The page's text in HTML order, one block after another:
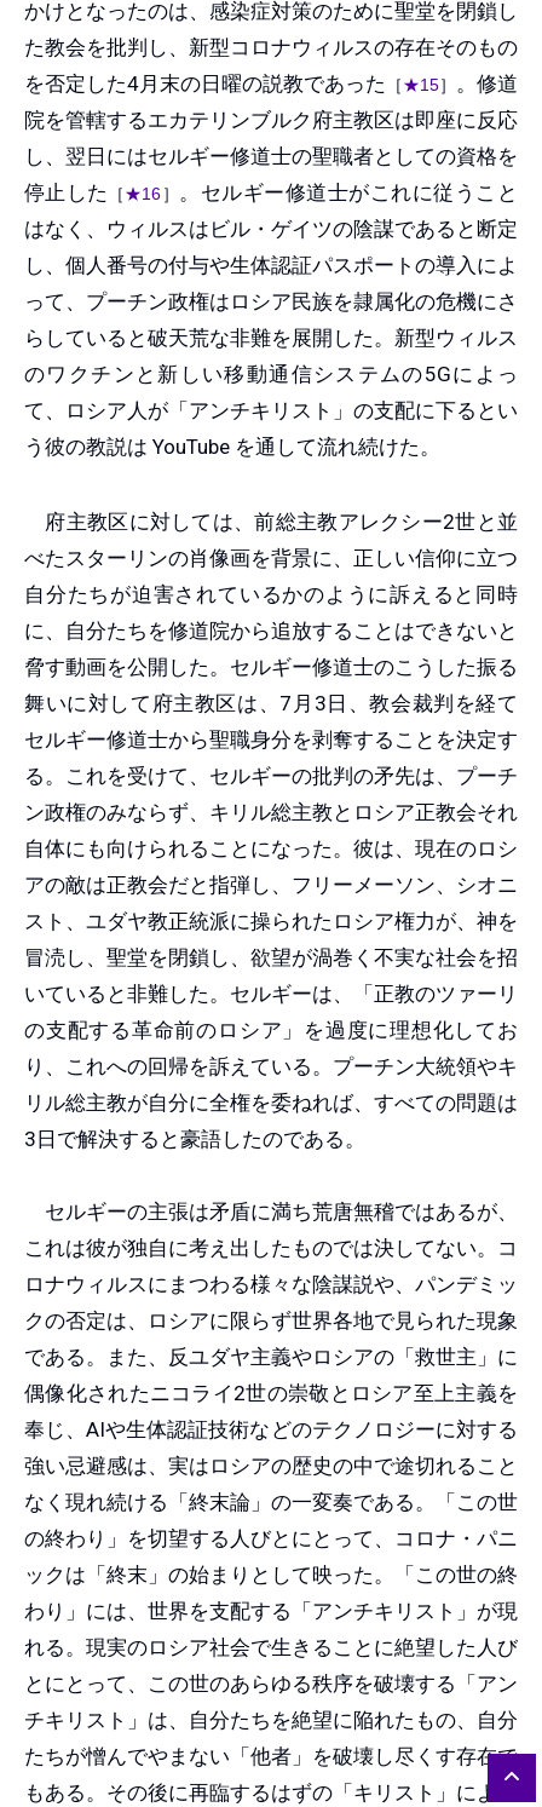
かけとなったのは、感染症対策のために聖堂を閉鎖し
た教会を批判し、新型コロナウィルスの存在そのもの
を否定した4月末の日曜の説教であった
［ ★15］ 。修道
院を管轄するエカテリンブルク府主教区は即座に反応
し、翌日にはセルギー修道士の聖職者としての資格を
停止した
［ ★16 ］ 。セルギー修道士がこれに従うこと
はなく、ウィルスはビル・ゲイツの陰謀であると断定
し、個人番号の付与や生体認証パスポートの導入によ
って、プーチン政権はロシア民族を隷属化の危機にさ
らしていると破天荒な非難を展開した。新型ウィルス
のワクチンと新しい移動通信システムの5Gによっ
て、ロシア人が「アンチキリスト」の支配に下るとい
う彼の教説は YouTube を通して流れ続けた。
府主教区に対しては、前総主教アレクシー2世と並
べたスターリンの肖像画を背景に、正しい信仰に立つ
自分たちが迫害されているかのように訴えると同時
に、自分たちを修道院から追放することはできないと
脅す動画を公開した。セルギー修道士のこうした振る
舞いに対して府主教区は、7月3日、教会裁判を経て
セルギー修道士から聖職身分を剥奪することを決定す
る。これを受けて、セルギーの批判の矛先は、プーチ
ン政権のみならず、キリル総主教とロシア正教会それ
自体にも向けられることになった。彼は、現在のロシ
アの敵は正教会だと指弾し、フリーメーソン、シオニ
スト、ユダヤ教正統派に操られたロシア権力が、神を
冒涜し、聖堂を閉鎖し、欲望が渦巻く不実な社会を招
いていると非難した。セルギーは、「正教のツァーリ
の支配する革命前のロシア」を過度に理想化してお
り、これへの回帰を訴えている。プーチン大統領やキ
リル総主教が自分に全権を委ねれば、すべての問題は
3日で解決すると豪語したのである。
セルギーの主張は矛盾に満ち荒唐無稽ではあるが、
これは彼が独自に考え出したものでは決してない。コ
ロナウィルスにまつわる様々な陰謀説や、パンデミッ
クの否定は、ロシアに限らず世界各地で見られた現象
である。また、反ユダヤ主義やロシアの「救世主」に
偶像化されたニコライ2世の崇敬とロシア至上主義を
奉じ、AIや生体認証技術などのテクノロジーに対する
強い忌避感は、実はロシアの歴史の中で途切れること
なく現れ続ける「終末論」の一変奏である。「この世
の終わり」を切望する人びとにとって、コロナ・パニ
ックは「終末」の始まりとして映った。「この世の終
わり」には、世界を支配する「アンチキリスト」が現
れる。現実のロシア社会で生きることに絶望した人び
とにとって、この世のあらゆる秩序を破壊する「アン
チキリスト」は、自分たちを絶望に陥れたもの、自分
たちが憎んでやまない「他者」を破壊し尽くす存在で
もある。その後に再臨するはずの「キリスト」によっ